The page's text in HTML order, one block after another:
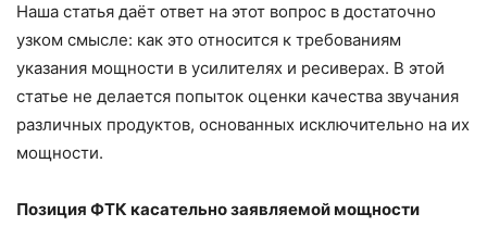
Наша статья даёт ответ на этот вопрос в достаточно
узком смысле: как это относится к требованиям
указания мощности в усилителях и ресиверах. В этой
статье не делается попыток оценки качества звучания
различных продуктов, основанных исключительно на их
мощности.
Позиция ФТК касательно заявляемой мощности